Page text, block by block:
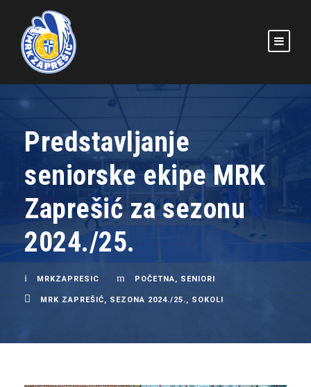
Predstavljanje
seniorske ekipe MRK
Zaprešić za sezonu
2024./25.
MRKZAPRESIC POČETNA SENIORI
MRK ZAPREŠIĆ SEZONA 2024./25. SOKOLI